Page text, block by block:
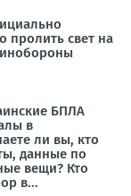
свет на
БПЛА
в
ли вы, кто
данные по
вещи? Кто
в...